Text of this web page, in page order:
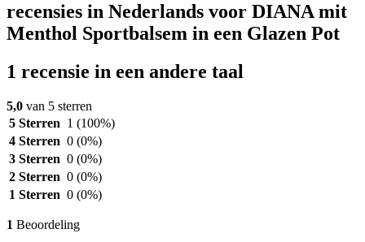
recensies in Nederlands voor DIANA mit
Menthol Sportbalsem in een Glazen Pot
1 recensie in een andere taal
5,0 van 5 sterren
5 Sterren 1 (100%)
4 Sterren 0 (0%)
3 Sterren 0 (0%)
2 Sterren 0 (0%)
1 Sterren 0 (0%)
1 Beoordeling